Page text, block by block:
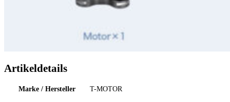
Artikeldetails
Marke / Hersteller T-MOTOR